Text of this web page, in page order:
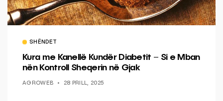
SHËNDET
Kura me Kanellë Kundër Diabetit – Si e Mban
nën Kontroll Sheqerin në Gjak
AGROWEB 28 PRILL, 2025